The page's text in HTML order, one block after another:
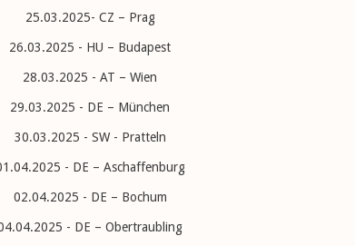
25.03.2025- CZ – Prag
26.03.2025 - HU – Budapest
28.03.2025 - AT – Wien
29.03.2025 - DE – München
30.03.2025 - SW - Pratteln
- DE – Aschaffenburg
02.04.2025 - DE – Bochum
- DE – Obertraubling